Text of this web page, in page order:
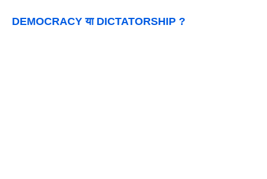
DEMOCRACY या DICTATORSHIP ?